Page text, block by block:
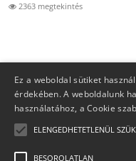
2363 megtekintés
Ez a weboldal sütiket
érdekében. A weboldalunk
használatához, a Cookie
ELENGEDHETETLENÜL
BESOROLATLAN